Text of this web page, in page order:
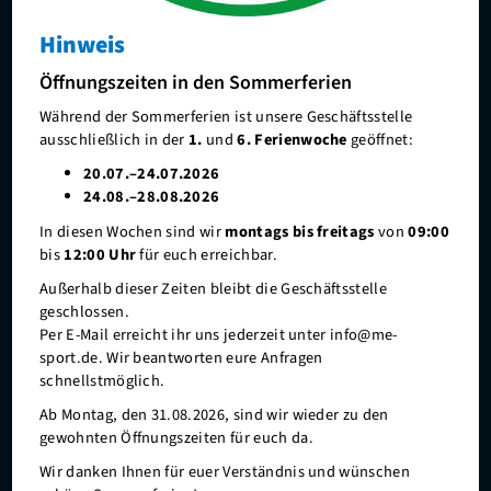
Alle Sponsoren im Überblick
mettmann-sport e.V.
Hasselbeckstr. 6
40822 Mettmann
FussballCamp
KitaCamp
ZirkusCamp 7-12 Jahre
ZirkusCamp 13-15Jahre
TanzCamp
Gesundheit und Fitness
Wassersport
Denksport
Hinweis
Öffnungszeiten in den Sommerferien
Während der Sommerferien ist unsere Geschäftsstelle
ausschließlich in der 1. und6. Ferienwochegeöffnet:
20.07.–24.07.2026
24.08.–28.08.2026
In diesen Wochen sind wirmontags bis freitagsvon09:00
bis12:00 Uhrfür euch erreichbar.
Außerhalb dieser Zeiten bleibt die Geschäftsstelle
geschlossen.
Per E-Mail erreicht ihr uns jederzeit unter info@me-
sport.de. Wir beantworten eure Anfragen
schnellstmöglich.
Ab Montag, den 31.08.2026, sind wir wieder zu den
gewohnten Öffnungszeiten für euch da.
Wir danken Ihnen für euer Verständnis und wünschen